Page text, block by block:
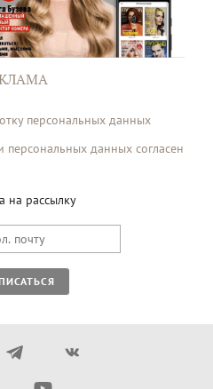
персональных данных
персональных данных согласен
на рассылку